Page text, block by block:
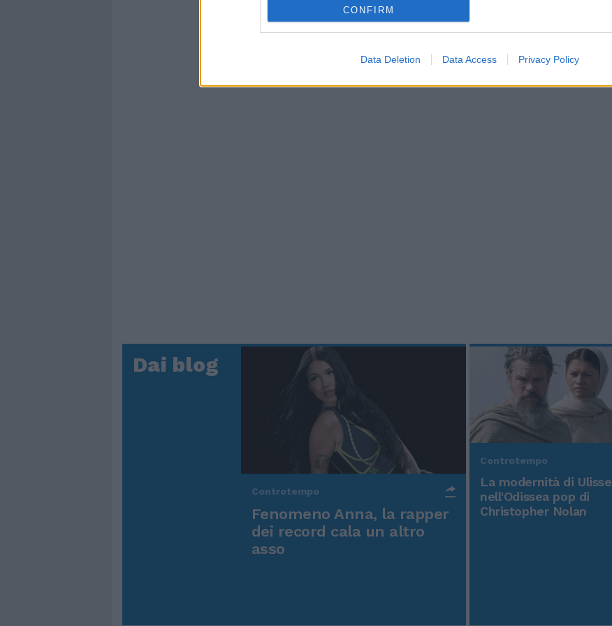
CONFIRM
Data Deletion Data Access Privacy Policy
Dai blog
Controtempo
Fenomeno Anna, la rapper
dei record cala un altro
asso
Controtempo
La modernità di Ulisse
nell'Odissea pop di
Christopher Nolan